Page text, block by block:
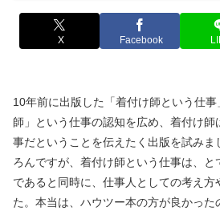
X Facebook
10年前に出版した「着付け師という仕
師」という仕事の認知を広め、着付け
事だということを伝えたく出版を試みま
ろんですが、着付け師という仕事は、
であると同時に、仕事人としての考え方
た。本当は、ハウツー本の方が良かっ